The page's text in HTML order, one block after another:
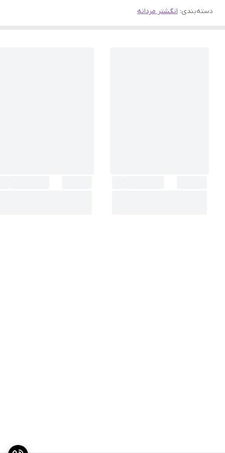
دسته‌بندی: انگشتر مردانه